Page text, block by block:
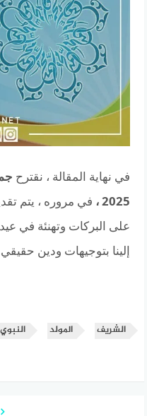
في نهاية المقالة ، نقترح
2025 ،
في مروره ، يتم
على البركات وتهنئة في عيد
إلينا بتوجيهات ودين
الشريف المولد النبوي